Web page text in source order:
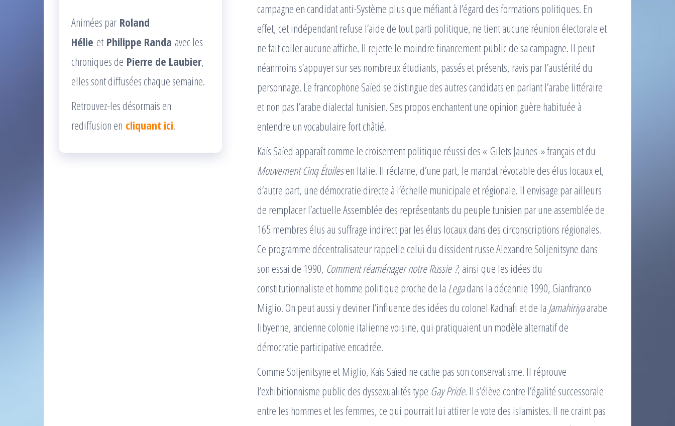
campagne en candidat anti-Système plus que méfiant à l’égard des formations politiques. En
effet, cet indépendant refuse l’aide de tout parti politique, ne tient aucune réunion électorale et
ne fait coller aucune affiche. Il rejette le moindre financement public de sa campagne. Il peut
néanmoins s’appuyer sur ses nombreux étudiants, passés et présents, ravis par l’austérité du
personnage. Le francophone Saïed se distingue des autres candidats en parlant l’arabe littéraire
et non pas l’arabe dialectal tunisien. Ses propos enchantent une opinion guère habituée à
entendre un vocabulaire fort châtié.
Kaïs Saïed apparaît comme le croisement politique réussi des « Gilets Jaunes » français et du
Mouvement Cinq Étoilesen Italie. Il réclame, d’une part, le mandat révocable des élus locaux et,
d’autre part, une démocratie directe à l’échelle municipale et régionale. Il envisage par ailleurs
de remplacer l’actuelle Assemblée des représentants du peuple tunisien par une assemblée de
165 membres élus au suffrage indirect par les élus locaux dans des circonscriptions régionales.
Ce programme décentralisateur rappelle celui du dissident russe Alexandre Soljenitsyne dans
son essai de 1990, Comment réaménager notre Russie ?, ainsi que les idées du
constitutionnaliste et homme politique proche de la Legadans la décennie 1990, Gianfranco
Miglio. On peut aussi y deviner l’influence des idées du colonel Kadhafi et de la Jamahiriyaarabe
libyenne, ancienne colonie italienne voisine, qui pratiquaient un modèle alternatif de
démocratie participative encadrée.
Comme Soljenitsyne et Miglio, Kaïs Saïed ne cache pas son conservatisme. Il réprouve
l’exhibitionnisme public des dyssexualités type Gay Pride. Il s’élève contre l’égalité successorale
entre les hommes et les femmes, ce qui pourrait lui attirer le vote des islamistes. Il ne craint pas
Animées par Roland
Hélie et Philippe Randa avec les
chroniques de Pierre de Laubier,
elles sont diffusées chaque semaine.
Retrouvez-les désormais en
rediffusion en cliquant ici.